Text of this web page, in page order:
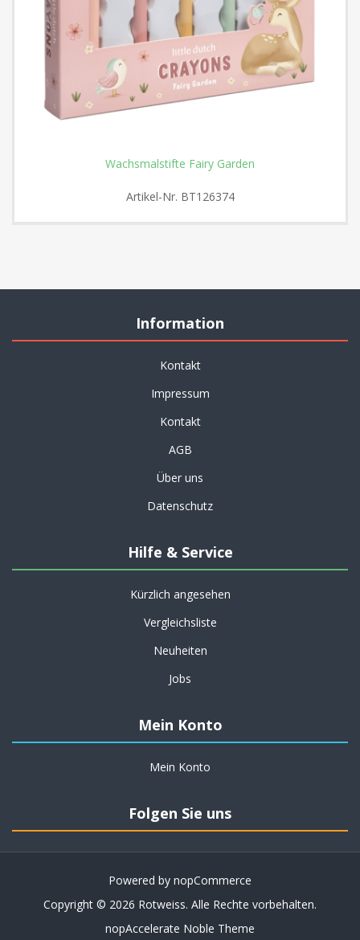
Wachsmalstifte Fairy Garden
Artikel-Nr. BT126374
Information
Kontakt
Impressum
Kontakt
AGB
Über uns
Datenschutz
Hilfe & Service
Kürzlich angesehen
Vergleichsliste
Neuheiten
Jobs
Mein Konto
Mein Konto
Folgen Sie uns
Powered by nopCommerce
Copyright © 2026 Rotweiss. Alle Rechte vorbehalten.
nopAccelerate Noble Theme